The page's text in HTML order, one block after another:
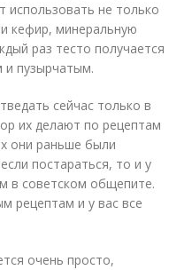
использовать не только
кефир, минеральную
раз тесто получается
и пузырчатым.
сейчас только в
их делают по рецептам
они раньше были
постараться, то и у
в советском общепите.
рецептам и у вас все
очень просто,